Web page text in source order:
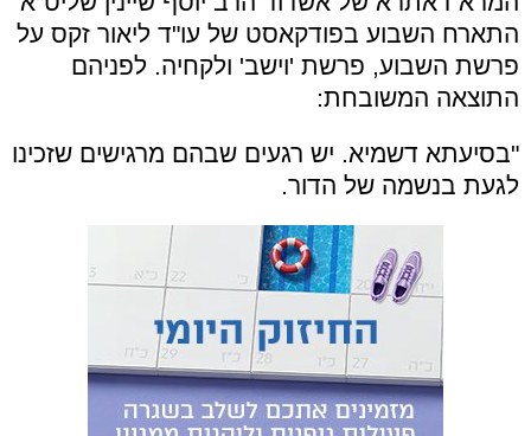
התארח השבוע בפודקאסט של עו"ד ליאור זקס על
פרשת השבוע, פרשת 'וישב' ולקחיה. לפניהם
התוצאה המשובחת:
"בסיעתא דשמיא. יש רגעים שבהם מרגישים שזכינו
לגעת בנשמה של הדור.